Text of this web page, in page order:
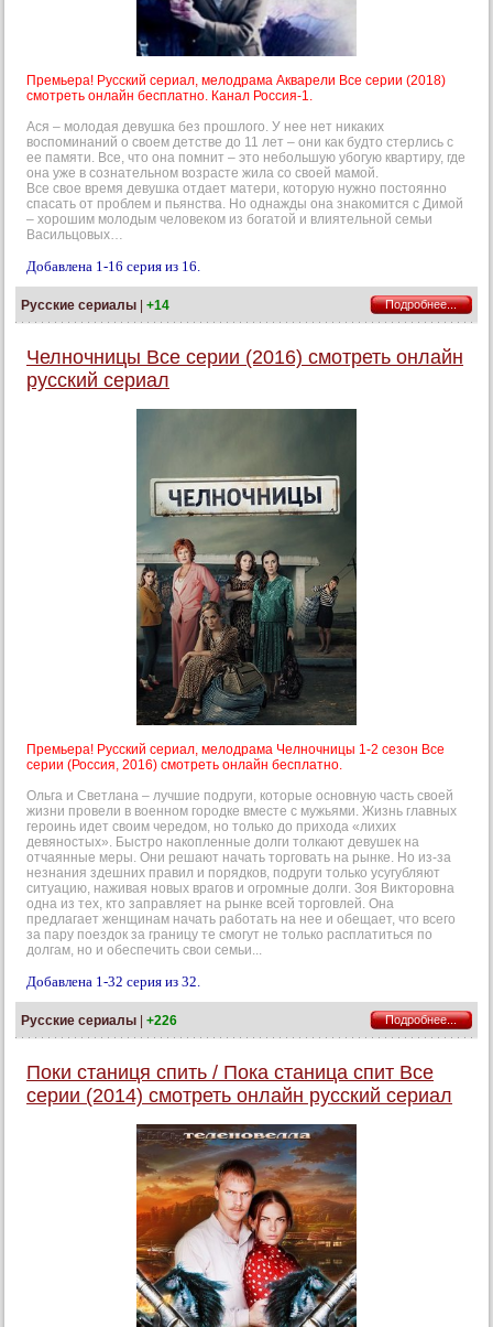
Премьера! Русский сериал, мелодрама Акварели Все серии (2018)
смотреть онлайн бесплатно. Канал Россия-1.
Ася – молодая девушка без прошлого. У нее нет никаких
воспоминаний о своем детстве до 11 лет – они как будто стерлись с
ее памяти. Все, что она помнит – это небольшую убогую квартиру, где
она уже в сознательном возрасте жила со своей мамой.
Все свое время девушка отдает матери, которую нужно постоянно
спасать от проблем и пьянства. Но однажды она знакомится с Димой
– хорошим молодым человеком из богатой и влиятельной семьи
Васильцовых…
Добавлена 1-16 серия из 16.
Русские сериалы | +14 Подробнее...
Челночницы Все серии (2016) смотреть онлайн
русский сериал
Премьера! Русский сериал, мелодрама Челночницы 1-2 сезон Все
серии (Россия, 2016) смотреть онлайн бесплатно.
Ольга и Светлана – лучшие подруги, которые основную часть своей
жизни провели в военном городке вместе с мужьями. Жизнь главных
героинь идет своим чередом, но только до прихода «лихих
девяностых». Быстро накопленные долги толкают девушек на
отчаянные меры. Они решают начать торговать на рынке. Но из-за
незнания здешних правил и порядков, подруги только усугубляют
ситуацию, наживая новых врагов и огромные долги. Зоя Викторовна
одна из тех, кто заправляет на рынке всей торговлей. Она
предлагает женщинам начать работать на нее и обещает, что всего
за пару поездок за границу те смогут не только расплатиться по
долгам, но и обеспечить свои семьи...
Добавлена 1-32 серия из 32.
Русские сериалы | +226 Подробнее...
Поки станиця спить / Пока станица спит Все
серии (2014) смотреть онлайн русский сериал